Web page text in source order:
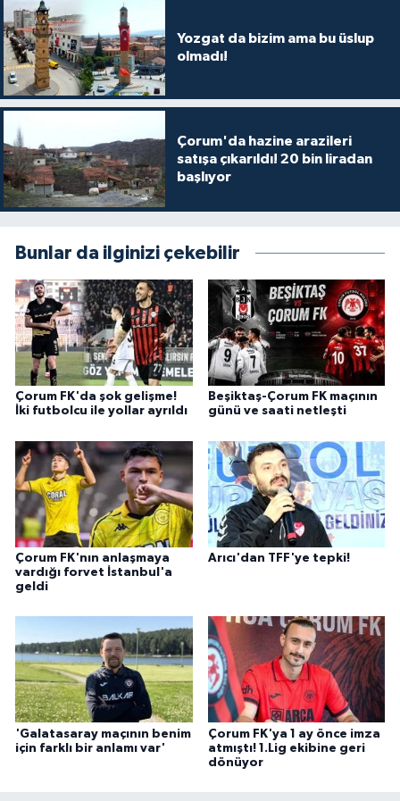
Yozgat da bizim ama bu üslup
olmadı!
Çorum'da hazine arazileri
satışa çıkarıldı! 20 bin liradan
başlıyor
Bunlar da ilginizi çekebilir
Çorum FK'da şok gelişme!
İki futbolcu ile yollar ayrıldı
Beşiktaş-Çorum FK maçının
günü ve saati netleşti
Çorum FK'nın anlaşmaya
vardığı forvet İstanbul'a
geldi
Arıcı'dan TFF'ye tepki!
'Galatasaray maçının benim
için farklı bir anlamı var'
Çorum FK'ya 1 ay önce imza
atmıştı! 1.Lig ekibine geri
dönüyor